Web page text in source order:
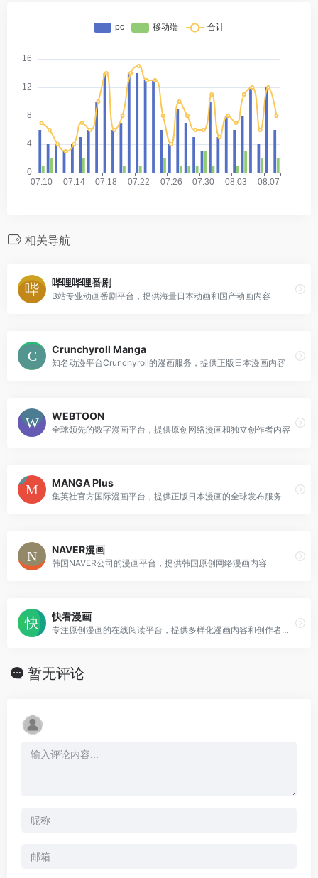
相关导航
哔哩哔哩番剧
B站专业动画番剧平台，提供海量日本动画和国产动画内容
Crunchyroll Manga
知名动漫平台Crunchyroll的漫画服务，提供正版日本漫画内容
WEBTOON
全球领先的数字漫画平台，提供原创网络漫画和独立创作者内容
MANGA Plus
集英社官方国际漫画平台，提供正版日本漫画的全球发布服务
NAVER漫画
韩国NAVER公司的漫画平台，提供韩国原创网络漫画内容
快看漫画
专注原创漫画的在线阅读平台，提供多样化漫画内容和创作者服务
暂无评论